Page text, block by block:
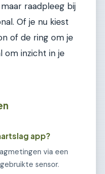
raadpleeg bij
Of je nu kiest
of de ring om je
om inzicht in je
app?
via een
sensor.